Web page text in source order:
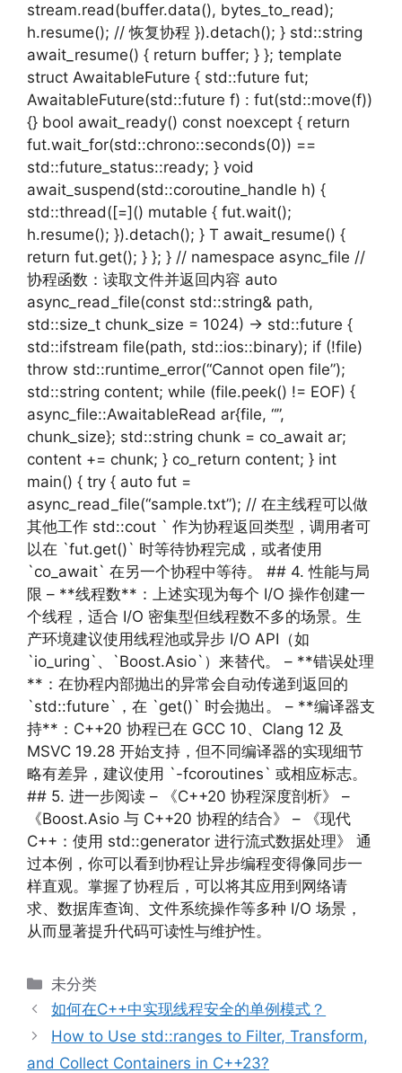
stream.read(buffer.data(), bytes_to_read);
h.resume(); // 恢复协程 }).detach(); } std::string
await_resume() { return buffer; } }; template
struct AwaitableFuture { std::future fut;
AwaitableFuture(std::future f) : fut(std::move(f))
{} bool await_ready() const noexcept { return
fut.wait_for(std::chrono::seconds(0)) ==
std::future_status::ready; } void
await_suspend(std::coroutine_handle h) {
std::thread([=]() mutable { fut.wait();
h.resume(); }).detach(); } T await_resume() {
return fut.get(); } }; } // namespace async_file //
协程函数：读取文件并返回内容 auto
async_read_file(const std::string& path,
std::size_t chunk_size = 1024) -> std::future {
std::ifstream file(path, std::ios::binary); if (!file)
throw std::runtime_error(“Cannot open file”);
std::string content; while (file.peek() != EOF) {
async_file::AwaitableRead ar{file, “”,
chunk_size}; std::string chunk = co_await ar;
content += chunk; } co_return content; } int
main() { try { auto fut =
async_read_file(“sample.txt”); // 在主线程可以做
其他工作 std::cout ` 作为协程返回类型，调用者可
以在 `fut.get()` 时等待协程完成，或者使用
`co_await` 在另一个协程中等待。 ## 4. 性能与局
限 – **线程数**：上述实现为每个 I/O 操作创建一
个线程，适合 I/O 密集型但线程数不多的场景。生
产环境建议使用线程池或异步 I/O API（如
`io_uring`、`Boost.Asio`）来替代。 – **错误处理
**：在协程内部抛出的异常会自动传递到返回的
`std::future`，在 `get()` 时会抛出。 – **编译器支
持**：C++20 协程已在 GCC 10、Clang 12 及
MSVC 19.28 开始支持，但不同编译器的实现细节
略有差异，建议使用 `-fcoroutines` 或相应标志。
## 5. 进一步阅读 – 《C++20 协程深度剖析》 –
《Boost.Asio 与 C++20 协程的结合》 – 《现代
C++：使用 std::generator 进行流式数据处理》 通
过本例，你可以看到协程让异步编程变得像同步一
样直观。掌握了协程后，可以将其应用到网络请
求、数据库查询、文件系统操作等多种 I/O 场景，
从而显著提升代码可读性与维护性。
分
类
未分类
如何在C++中实现线程安全的单例模式？
How to Use std::ranges to Filter, Transform,
and Collect Containers in C++23?